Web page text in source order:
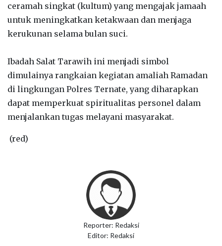
ceramah singkat (kultum) yang mengajak jamaah
untuk meningkatkan ketakwaan dan menjaga
kerukunan selama bulan suci.
‎Ibadah Salat Tarawih ini menjadi simbol
dimulainya rangkaian kegiatan amaliah Ramadan
di lingkungan Polres Ternate, yang diharapkan
dapat memperkuat spiritualitas personel dalam
menjalankan tugas melayani masyarakat.
(red)
Reporter: Redaksi
Editor: Redaksi